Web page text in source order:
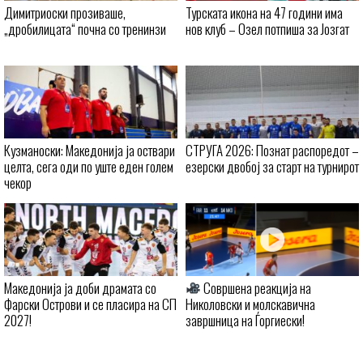
Димитриоски прозиваше,
„дробилицата“ почна со тренинзи
Турската икона на 47 години има
нов клуб – Озел потпиша за Јозгат
Кузманоски: Македонија ја оствари
целта, сега оди по уште еден голем
чекор
СТРУГА 2026: Познат распоредот –
езерски двобој за старт на турнирот
Македонија ја доби драмата со
Фарски Острови и се пласира на СП
2027!
Совршена реакција на
Николовски и молскавична
завршница на Ѓоргиески!